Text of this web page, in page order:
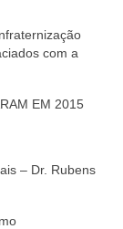
com a
EM 2015
– Dr. Rubens